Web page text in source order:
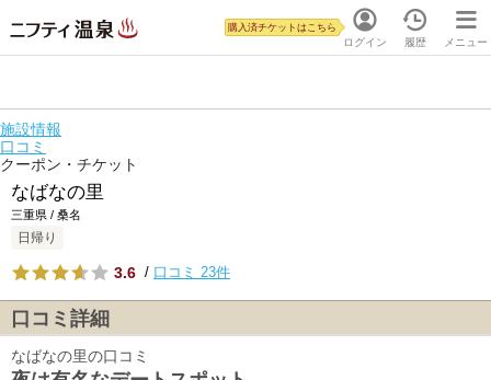
ログイン
購入済チケットはこちら
履歴 メニュー
施設情報
口コミ
クーポン・チケット
なばなの里
三重県 / 桑名
日帰り
3.6 / 口コミ 23件
口コミ詳細
なばなの里の口コミ